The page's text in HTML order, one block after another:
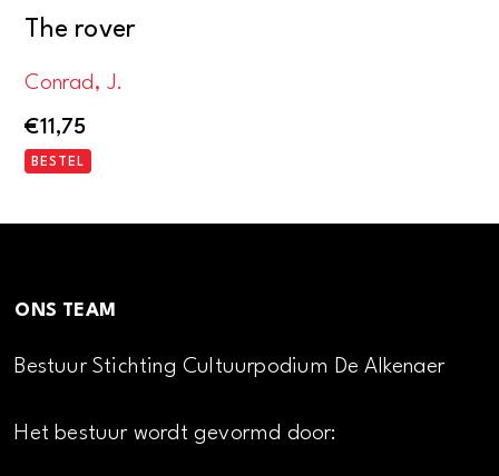
The rover
Conrad, J.
€11,75
BESTEL
ONS TEAM
Bestuur Stichting Cultuurpodium De Alkenaer
Het bestuur wordt gevormd door: